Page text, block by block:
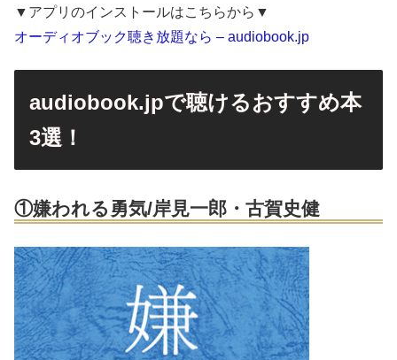
▼アプリのインストールはこちらから▼
オーディオブック聴き放題なら – audiobook.jp
audiobook.jpで聴けるおすすめ本
3選！
①嫌われる勇気/岸見一郎・古賀史健